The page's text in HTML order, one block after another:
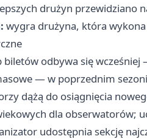
drużyn przewidziano
wygra drużyna, która
biletów odbywa się
— w poprzednim
dążą do osiągnięcia
dla obserwatorów;
udostępnia sekcję